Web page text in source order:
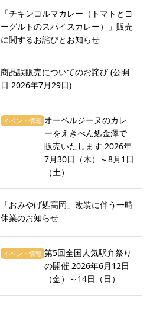
「チキンコルマカレー（トマトとヨ
ーグルトのスパイスカレー）」販売
に関するお詫びとお知らせ
商品誤販売についてのお詫び (公開
日 2026年7月29日)
イベント情報 オーベルジーヌのカレ
ーをえきべん処金澤で
販売いたします 2026年
7月30日（木）～8月1日
（土）
「おみやげ処高岡」改装に伴う一時
休業のお知らせ
イベント情報 第5回全国人気駅弁祭り
の開催 2026年6月12日
（金）～14日（日）